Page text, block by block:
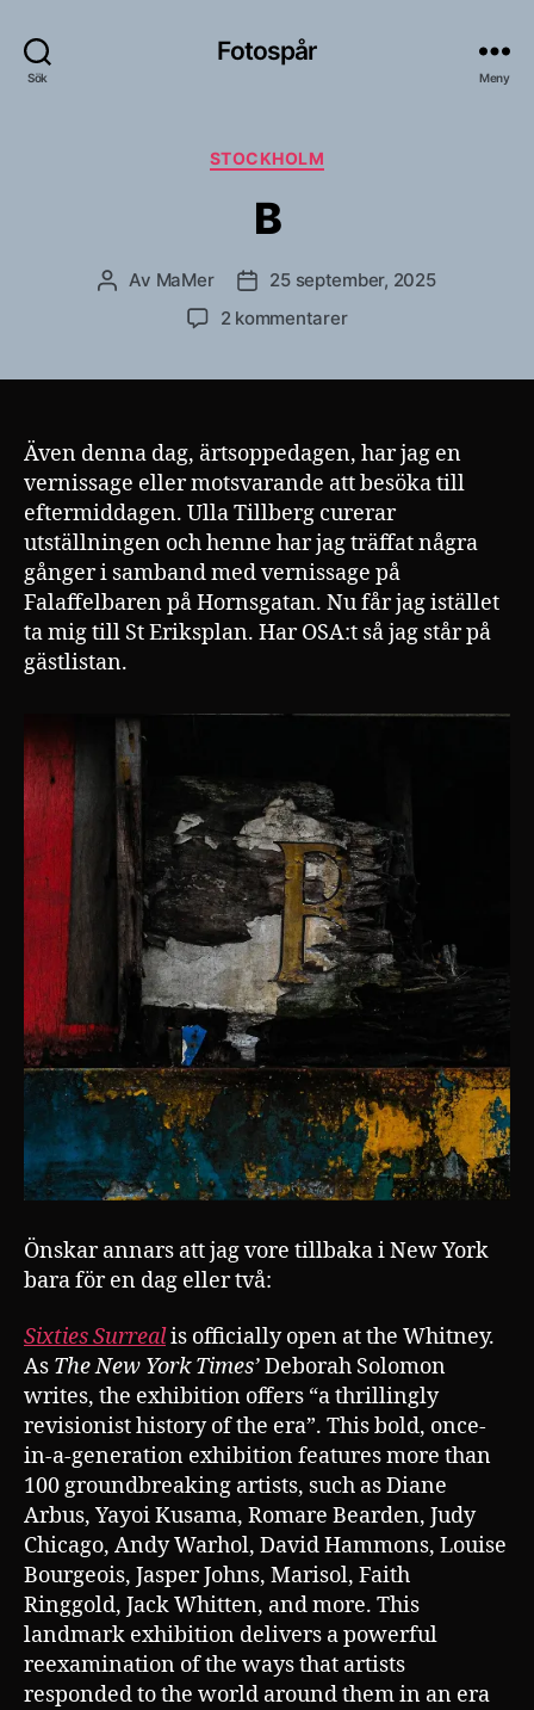
Sök
Fotospår
Meny
Kategorier
STOCKHOLM
B
Inläggsförfattare
Av MaMer Inläggsdatum
25 september, 2025
2 kommentarertill
Även denna dag, ärtsoppedagen, har jag en
vernissage eller motsvarande att besöka till
eftermiddagen. Ulla Tillberg curerar
utställningen och henne har jag träffat några
gånger i samband med vernissage på
Falaffelbaren på Hornsgatan. Nu får jag istället
ta mig till St Eriksplan. Har OSA:t så jag står på
gästlistan.
Önskar annars att jag vore tillbaka i New York
bara för en dag eller två:
Sixties Surrealis officially open at the Whitney.
As The New York Times’Deborah Solomon
writes, the exhibition offers “a thrillingly
revisionist history of the era”. This bold, once-
in-a-generation exhibition features more than
100 groundbreaking artists, such as Diane
Arbus, Yayoi Kusama, Romare Bearden, Judy
Chicago, Andy Warhol, David Hammons, Louise
Bourgeois, Jasper Johns, Marisol, Faith
Ringgold, Jack Whitten, and more. This
landmark exhibition delivers a powerful
reexamination of the ways that artists
responded to the world around them in an era